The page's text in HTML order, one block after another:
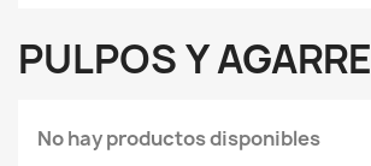
PULPOS Y
No hay productos disponibles